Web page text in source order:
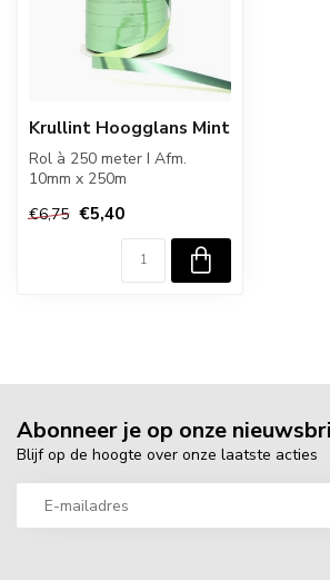
Krullint Hoogglans Mint
Rol à 250 meter I Afm.
10mm x 250m
€6,75 €5,40
Abonneer je op onze
Blijf op de hoogte over onze laatste acties